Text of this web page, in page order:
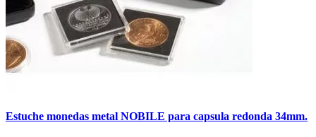
Estuche monedas metal NOBILE para capsula redonda 34mm.